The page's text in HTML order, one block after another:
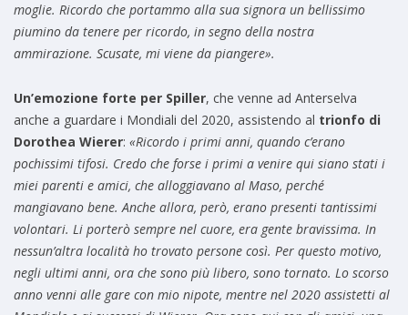
moglie. Ricordo che portammo alla sua signora un bellissimo
piumino da tenere per ricordo, in segno della nostra
ammirazione. Scusate, mi viene da piangere».
Un’emozione forte per Spiller, che venne ad Anterselva
anche a guardare i Mondiali del 2020, assistendo al trionfo di
Dorothea Wierer: «Ricordo i primi anni, quando c’erano
pochissimi tifosi. Credo che forse i primi a venire qui siano stati i
miei parenti e amici, che alloggiavano al Maso, perché
mangiavano bene. Anche allora, però, erano presenti tantissimi
volontari. Li porterò sempre nel cuore, era gente bravissima. In
nessun’altra località ho trovato persone così. Per questo motivo,
negli ultimi anni, ora che sono più libero, sono tornato. Lo scorso
anno venni alle gare con mio nipote, mentre nel 2020 assistetti al